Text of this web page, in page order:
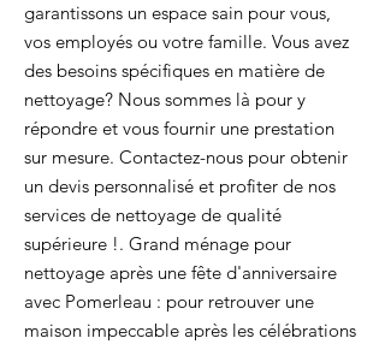
garantissons un espace sain pour vous,
vos employés ou votre famille. Vous avez
des besoins spécifiques en matière de
nettoyage? Nous sommes là pour y
répondre et vous fournir une prestation
sur mesure. Contactez-nous pour obtenir
un devis personnalisé et profiter de nos
services de nettoyage de qualité
supérieure !. Grand ménage pour
nettoyage après une fête d'anniversaire
avec Pomerleau : pour retrouver une
maison impeccable après les célébrations